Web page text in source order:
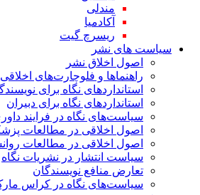
مندلی
آکادمیا
ریسرچ گیت
سیاست های نشر
اصول اخلاق نشر
راهنماها و فلوچارت‌های اخلاقی
استاندارد‌های نگاه برای
استاندارد‌های نگاه برای دبیران
سیاست‌های نگاه در فرایند
اصول اخلاقی در مطالعات
اصول اخلاقی در مطالعات
سیاست انتشار در نشریات نگاه
تعارض منافع نویسندگان
سیاست‌های نگاه در کراس